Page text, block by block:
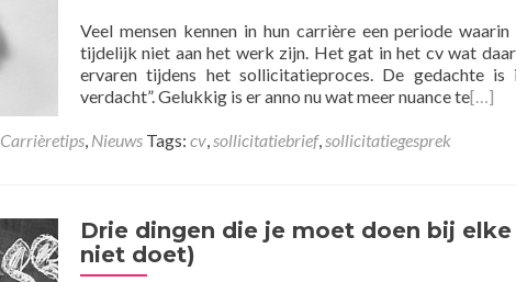
Veel mensen kennen in hun carrière een periode
tijdelijk niet aan het werk zijn. Het gat in het cv wat
ervaren tijdens het sollicitatieproces. De gedachte
verdacht”. Gelukkig is er anno nu wat meer nuance te[…]
Carrièretips, Nieuws Tags: cv,sollicitatiebrief,sollicitatiegesprek
Drie dingen die je moet doen bij
niet doet)